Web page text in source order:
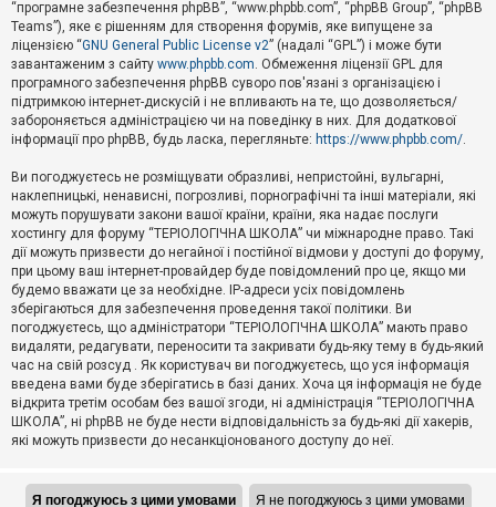
А
к
т
и
в
н
і
м
и
П
о
ш
у
Д
о
п
о
м
“програмне забезпечення phpBB”, “www.phpbb.com”, “phpBB Group”, “phpBB
Teams”), яке є рішенням для створення форумів, яке випущене за
ліцензією “GNU General Public License v2” (надалі “GPL”) і може бути
завантаженим з сайту www.phpbb.com. Обмеження ліцензії GPL для
програмного забезпечення phpBB суворо пов'язані з організацією і
підтримкою інтернет-дискусій і не впливають на те, що дозволяється/
забороняється адміністрацією чи на поведінку в них. Для додаткової
інформації про phpBB, будь ласка, перегляньте: https://www.phpbb.com/.
Ви погоджуєтесь не розміщувати образливі, непристойні, вульгарні,
наклепницькі, ненависні, погрозливі, порнографічні та інші матеріали, які
можуть порушувати закони вашої країни, країни, яка надає послуги
хостингу для форуму “ТЕРІОЛОГІЧНА ШКОЛА” чи міжнародне право. Такі
дії можуть призвести до негайної і постійної відмови у доступі до форуму,
при цьому ваш інтернет-провайдер буде повідомлений про це, якщо ми
будемо вважати це за необхідне. IP-адреси усіх повідомлень
зберігаються для забезпечення проведення такої політики. Ви
погоджуєтесь, що адміністратори “ТЕРІОЛОГІЧНА ШКОЛА” мають право
видаляти, редагувати, переносити та закривати будь-яку тему в будь-який
час на свій розсуд . Як користувач ви погоджуєтесь, що уся інформація
введена вами буде зберігатись в базі даних. Хоча ця інформація не буде
відкрита третім особам без вашої згоди, ні адміністрація “ТЕРІОЛОГІЧНА
ШКОЛА”, ні phpBB не буде нести відповідальність за будь-які дії хакерів,
які можуть призвести до несанкціонованого доступу до неї.